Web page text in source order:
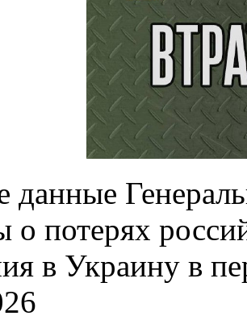
данные
о потерях
в Украину в